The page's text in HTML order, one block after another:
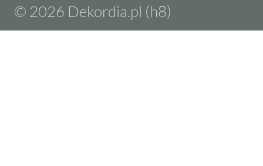
© 2026 Dekordia.pl (h8)